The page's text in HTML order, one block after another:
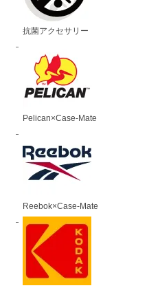
抗菌アクセサリー
Pelican×Case-Mate
Reebok×Case-Mate